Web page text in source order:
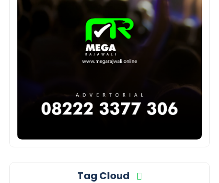
Tag Cloud